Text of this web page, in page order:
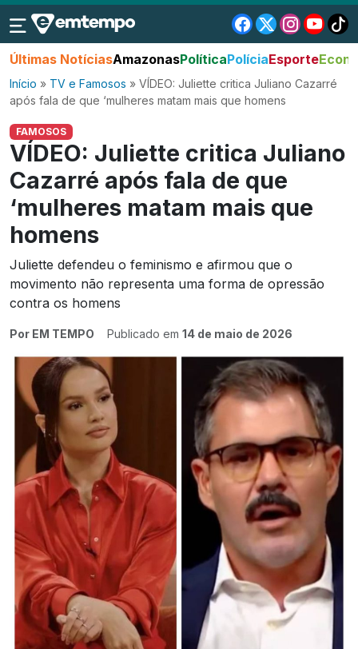
Últimas NotíciasAmazonasPolíticaPolíciaEsporte
Início » TV e Famosos » VÍDEO: Juliette critica Juliano Cazarré
após fala de que ‘mulheres matam mais que homens
FAMOSOS
VÍDEO: Juliette critica Juliano
Cazarré após fala de que
‘mulheres matam mais que
homens
Juliette defendeu o feminismo e afirmou que o
movimento não representa uma forma de opressão
contra os homens
Por EM TEMPO Publicado em 14 de maio de 2026